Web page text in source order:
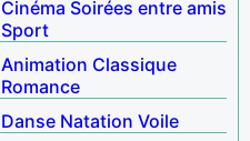
Cinéma Soirées entre amis
Sport
Animation Classique
Romance
Danse Natation Voile